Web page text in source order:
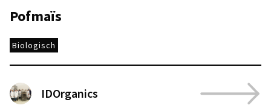
Pofmaïs
Biologisch
IDOrganics